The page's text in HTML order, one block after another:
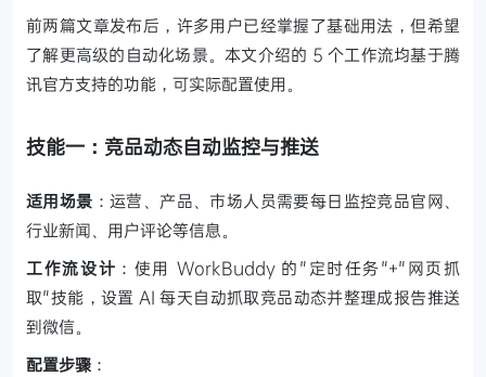
前两篇文章发布后，许多用户已经掌握了基础用法，但希望
了解更高级的自动化场景。本文介绍的 5 个工作流均基于腾
讯官方支持的功能，可实际配置使用。
技能一：竞品动态自动监控与推送
适用场景 ：运营、产品、市场人员需要每日监控竞品官网、
行业新闻、用户评论等信息。
工作流设计 ：使用 WorkBuddy 的"定时任务"+"网页抓
取"技能，设置 AI 每天自动抓取竞品动态并整理成报告推送
到微信。
配置步骤 ：